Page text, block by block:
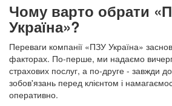
Чому варто обрати
Україна»?
Переваги компанії «ПЗУ Україна»
факторах. По-перше, ми надаємо
страхових послуг, а по-друге - завжди
зобов'язань перед клієнтом і
оперативно.